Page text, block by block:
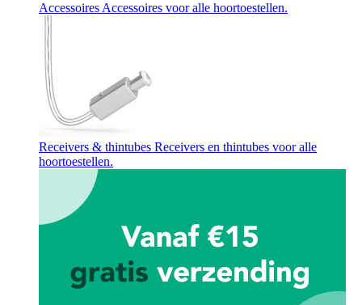
AccessoiresAccessoires voor alle hoortoestellen.
Receivers & thintubes Receivers en thintubes voor alle
hoortoestellen.